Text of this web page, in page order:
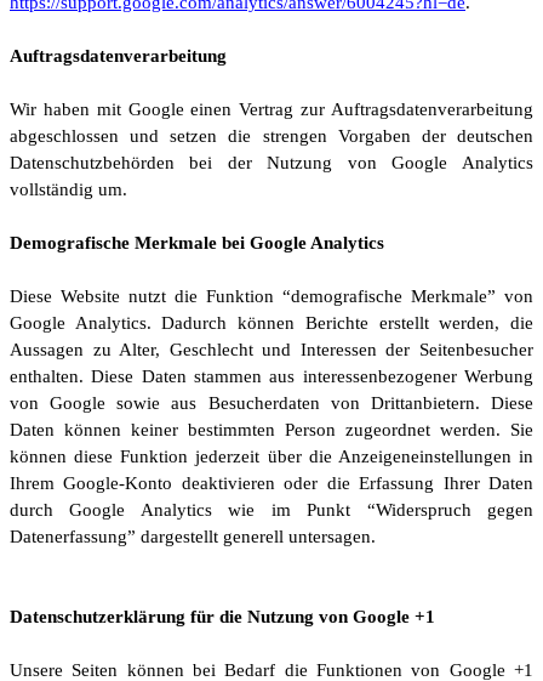
Auftragsdatenverarbeitung
Wir haben mit Google einen Vertrag zur Auftragsdatenverarbeitung
abgeschlossen und setzen die strengen Vorgaben der deutschen
Datenschutzbehörden bei der Nutzung von Google Analytics
vollständig um.
Demografische Merkmale bei Google Analytics
Diese Website nutzt die Funktion “demografische Merkmale” von
Google Analytics. Dadurch können Berichte erstellt werden, die
Aussagen zu Alter, Geschlecht und Interessen der Seitenbesucher
enthalten. Diese Daten stammen aus interessenbezogener Werbung
von Google sowie aus Besucherdaten von Drittanbietern. Diese
Daten können keiner bestimmten Person zugeordnet werden. Sie
können diese Funktion jederzeit über die Anzeigeneinstellungen in
Ihrem Google-Konto deaktivieren oder die Erfassung Ihrer Daten
durch Google Analytics wie im Punkt “Widerspruch gegen
Datenerfassung” dargestellt generell untersagen.
Datenschutzerklärung für die Nutzung von Google +1
Unsere Seiten können bei Bedarf die Funktionen von Google +1